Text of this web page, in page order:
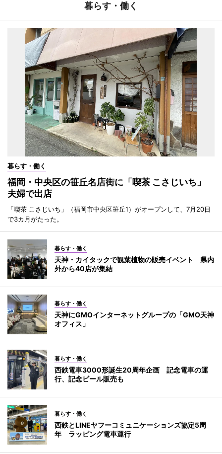
暮らす・働く
暮らす・働く
福岡・中央区の笹丘名店街に「喫茶 こさじいち」
夫婦で出店
「喫茶 こさじいち」（福岡市中央区笹丘1）がオープンして、7月20日
で3カ月がたった。
暮らす・働く
天神・カイタックで観葉植物の販売イベント 県内
外から40店が集結
暮らす・働く
天神にGMOインターネットグループの「GMO天神
オフィス」
暮らす・働く
西鉄電車3000形誕生20周年企画 記念電車の運
行、記念ビール販売も
暮らす・働く
西鉄とLINEヤフーコミュニケーションズ協定5周
年 ラッピング電車運行